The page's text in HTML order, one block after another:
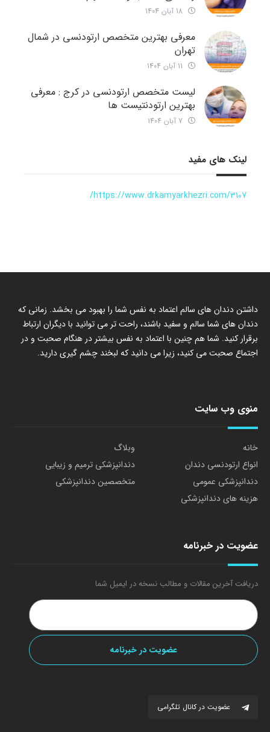
معرفی بهترین متخصص ارتودنسی در شمال
تهران
لیست متخصص ارتودنسی در کرج : معرفی
بهترین ارتودنتیست ها
لینک های مفید
https://www.drkamyarkhezri.com/3107/
داشتن دندان های سالم اعتماد به نفس شما را بهبود می بخشد. زمانی که
دندان های شما سالم و سفید باشند، راحت تر می توانید با دیگران ارتباط
برقرار کنید. شما هم چنین با اعتماد به نفس بیشتر در هنگام صحبت و در
اجتماع صحبت می کنید، زیرا می دانید که لبخند چشم گیری دارید.
منوی وب سایت
خانه
وبلاگ
انواع ارتودنسی دندان
دندانپزشکی ترمیم و زیبایی
دندانپزشکی عمومی
متخصصین دندانپزشکی
هزینه های دندانپزشکی
عضویت در خبرنامه
دریافت آخرین مقالات و مطالب نسخه در ایمیل شما
عضویت در کانال تلگرامی